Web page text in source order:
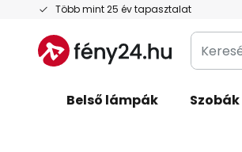
Több mint 25 év tapasztalat
Ugrás
tartalomhoz
Keresés
Belső lámpák Szobák